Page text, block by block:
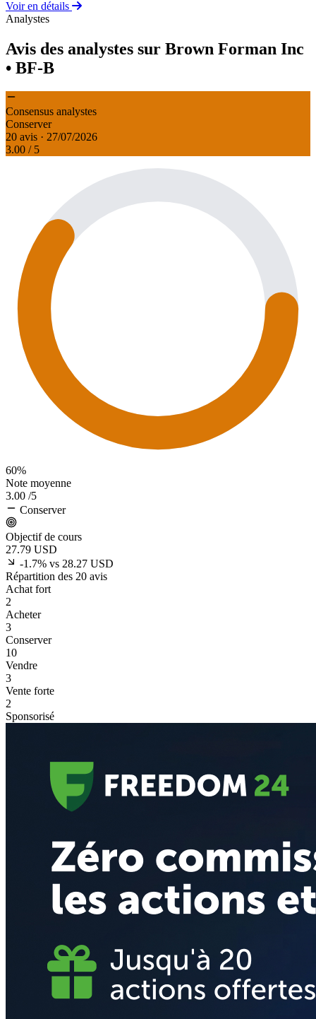
Voir en détails
Analystes
Avis des analystes sur Brown Forman Inc
• BF-B
Consensus analystes
Conserver
20 avis · 27/07/2026
3.00 / 5
60%
Note moyenne
3.00 /5
Conserver
Objectif de cours
27.79 USD
-1.7% vs 28.27 USD
Répartition des 20 avis
Achat fort
2
Acheter
3
Conserver
10
Vendre
3
Vente forte
2
Sponsorisé